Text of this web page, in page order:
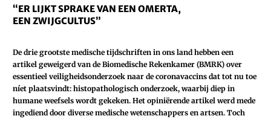
“ER LIJKT SPRAKE VAN EEN OMERTA,
EEN ZWIJGCULTUS”
De drie grootste medische tijdschriften in ons land hebben een
artikel geweigerd van de Biomedische Rekenkamer (BMRK) over
essentieel veiligheidsonderzoek naar de coronavaccins dat tot nu toe
níet plaatsvindt: histopathologisch onderzoek, waarbij diep in
humane weefsels wordt gekeken. Het opiniërende artikel werd mede
ingediend door diverse medische wetenschappers en artsen. Toch